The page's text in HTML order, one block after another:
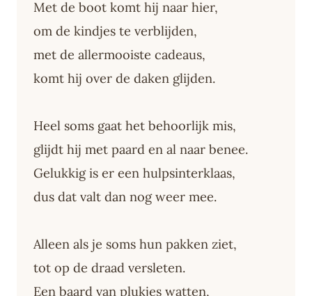
Met de boot komt hij naar hier,
om de kindjes te verblijden,
met de allermooiste cadeaus,
komt hij over de daken glijden.
Heel soms gaat het behoorlijk mis,
glijdt hij met paard en al naar benee.
Gelukkig is er een hulpsinterklaas,
dus dat valt dan nog weer mee.
Alleen als je soms hun pakken ziet,
tot op de draad versleten.
Een baard van plukjes watten,